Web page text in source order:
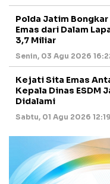
Polda Jatim
Emas dari Dalam
3,7 Miliar
Senin, 03 Agu 2026
Kejati Sita Emas
Kepala Dinas ESDM
Didalami
Sabtu, 01 Agu 2026